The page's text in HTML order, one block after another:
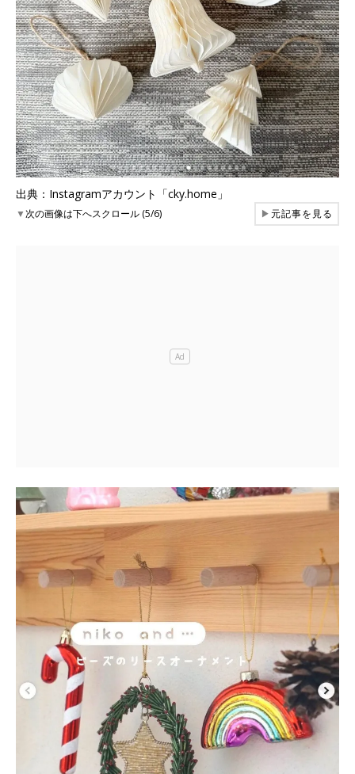
出典：Instagramアカウント「cky.home」
▼次の画像は下へスクロール (5/6) ▶元記事を見る